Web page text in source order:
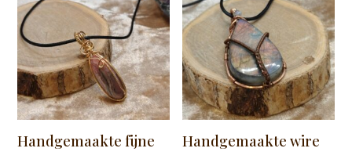
Handgemaakte fijne
Handgemaakte wire